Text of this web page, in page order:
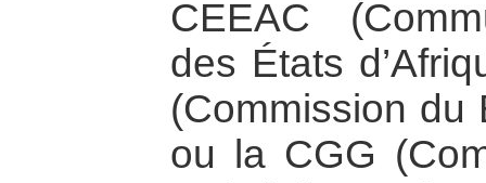
CEEAC
des États
(Commission du
ou la CGG